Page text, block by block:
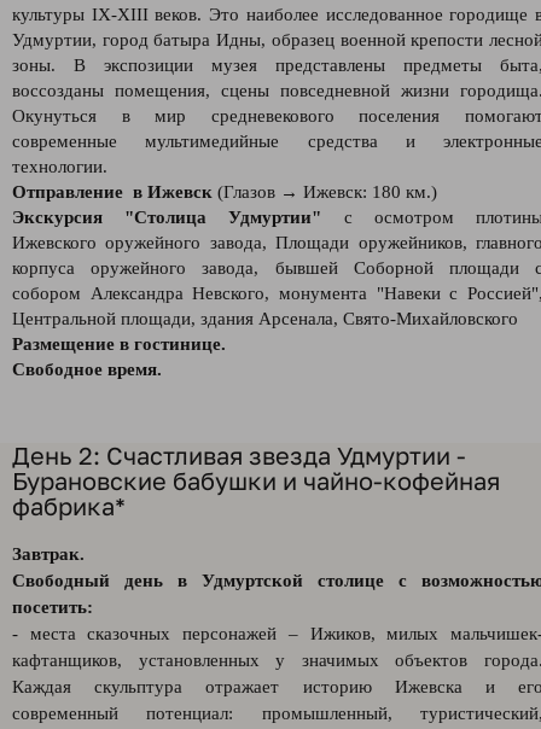
культуры IX-XIII веков. Это наиболее исследованное городище
Удмуртии, город батыра Идны, образец военной крепости
зоны. В экспозиции музея представлены предметы
воссозданы помещения, сцены повседневной жизни
Окунуться в мир средневекового поселения
современные мультимедийные средства и
технологии.
Отправление в Ижевск (Глазов → Ижевск: 180 км.)
Экскурсия "Столица Удмуртии" с осмотром
Ижевского оружейного завода, Площади оружейников,
корпуса оружейного завода, бывшей Соборной площади
собором Александра Невского, монумента "Навеки с
Центральной площади, здания Арсенала, Свято-Михайловского
Размещение в гостинице.
Свободное время.
День 2: Счастливая звезда Удмуртии -
Бурановские бабушки и чайно-кофейная
фабрика*
Завтрак.
Свободный день в Удмуртской столице с
посетить:
- места сказочных персонажей – Ижиков, милых
кафтанщиков, установленных у значимых объектов
Каждая скульптура отражает историю Ижевска и
современный потенциал: промышленный,